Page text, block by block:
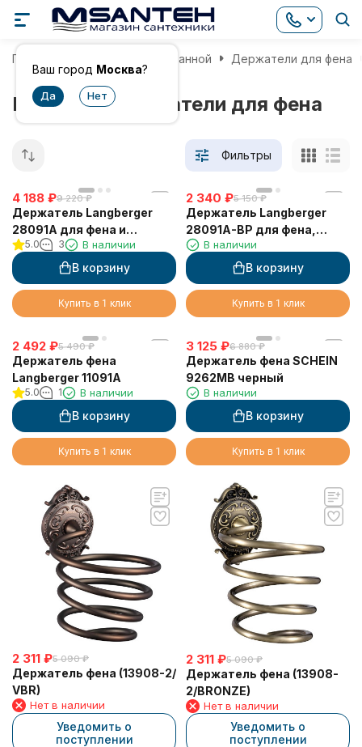
Ваш город Москва?
Главная Аксессуары для ванной Держатели для фена
Немецкие держатели для фена
Фильтры
4 188 ₽9 220 ₽
Держатель Langberger
28091A для фена и
выпрямителя волос
5.0 3 В наличии
В корзину
Купить в 1 клик
2 340 ₽5 150 ₽
Держатель Langberger
28091A-BP для фена,
черный
В наличии
В корзину
Купить в 1 клик
2 492 ₽5 490 ₽
Держатель фена
Langberger 11091A
5.0 1 В наличии
В корзину
Купить в 1 клик
3 125 ₽6 880 ₽
Держатель фена SCHEIN
9262MB черный
В наличии
В корзину
Купить в 1 клик
2 311 ₽5 090 ₽
Держатель фена (13908-2/
VBR)
Нет в наличии
Уведомить о
поступлении
2 311 ₽5 090 ₽
Держатель фена (13908-
2/BRONZE)
Нет в наличии
Уведомить о
поступлении